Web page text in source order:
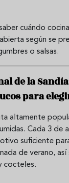
cuándo
según se
o salsas.
de la
para
altamente
Cada 3 de
suficiente
de verano, así
cocteles.